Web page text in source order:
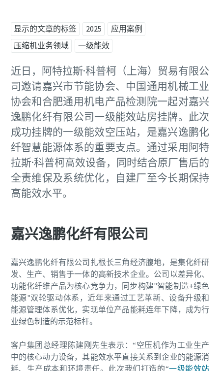
显示的文章的标签 2025
应用案例
压缩机业务领域
一级能效
近日，阿特拉斯·科普柯（上海）贸易有限公
司邀请嘉兴市节能协会、中国通用机械工业
协会和合肥通用机电产品检测院一起对嘉兴
逸鹏化纤有限公司一级能效站房挂牌。此次
成功挂牌的一级能效空压站，是嘉兴逸鹏化
纤智慧能源体系的重要支点。通过采用阿特
拉斯·科普柯高效设备，同时结合原厂售后的
全责维保及系统优化，自建厂至今长期保持
高能效水平。
嘉兴逸鹏化纤有限公司
嘉兴逸鹏化纤有限公司扎根长三角经济腹地，是集化纤研
发、生产、销售于一体的高新技术企业。公司以差异化、
功能化纤维产品为核心竞争力，同步构建"智能制造+绿色
能源"双轮驱动体系，近年来通过工艺革新、设备升级和
能源管理体系优化，实现单位产品能耗连年下降，成为行
业绿色制造的示范标杆。
客户集团总经理陈建刚先生表示：“空压机作为工业生产
中的核心动力设备，其能效水平直接关系到企业的能源消
耗、生产成本和环境责任。此次我们打造的“一级能效站